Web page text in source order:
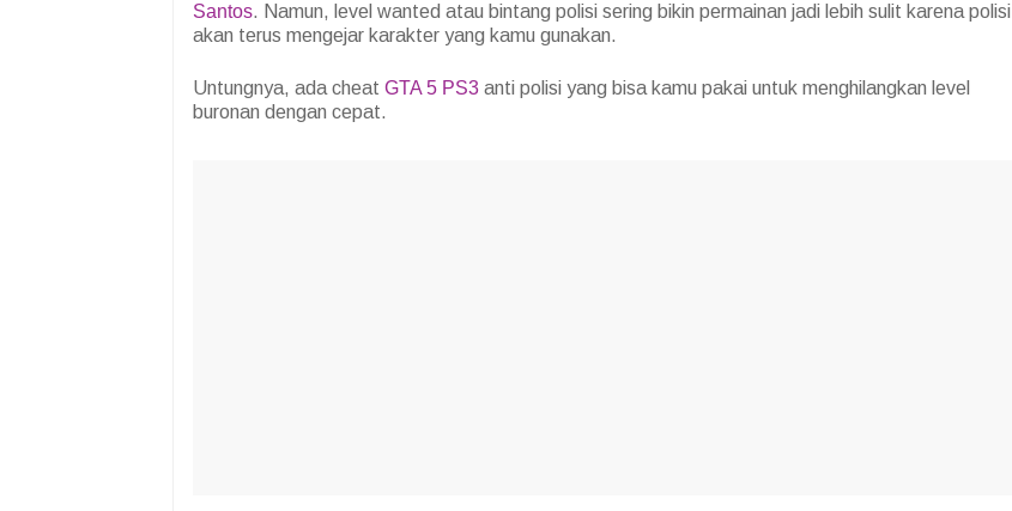
Santos. Namun, level wanted atau bintang polisi sering bikin permainan jadi lebih sulit karena polisi
akan terus mengejar karakter yang kamu gunakan.
Untungnya, ada cheat GTA 5 PS3 anti polisi yang bisa kamu pakai untuk menghilangkan level
buronan dengan cepat.